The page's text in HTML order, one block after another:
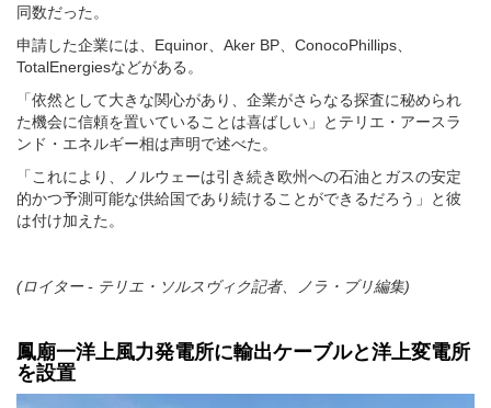
同数だった。
申請した企業には、Equinor、Aker BP、ConocoPhillips、
TotalEnergiesなどがある。
「依然として大きな関心があり、企業がさらなる探査に秘められ
た機会に信頼を置いていることは喜ばしい」とテリエ・アースラ
ンド・エネルギー相は声明で述べた。
「これにより、ノルウェーは引き続き欧州への石油とガスの安定
的かつ予測可能な供給国であり続けることができるだろう」と彼
は付け加えた。
(ロイター - テリエ・ソルスヴィク記者、ノラ・ブリ編集)
鳳廟一洋上風力発電所に輸出ケーブルと洋上変電所
を設置